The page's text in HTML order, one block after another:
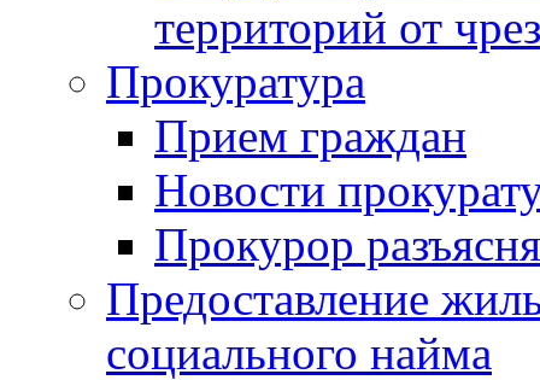
территорий от
Прокуратура
Прием граждан
Новости
Прокурор
Предоставление
социального найма